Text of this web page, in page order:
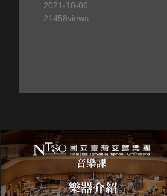
2021-10-06
21458views